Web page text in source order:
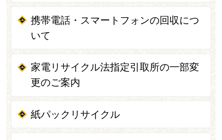
携帯電話・スマートフォンの回収につ
いて
家電リサイクル法指定引取所の一部変
更のご案内
紙パックリサイクル